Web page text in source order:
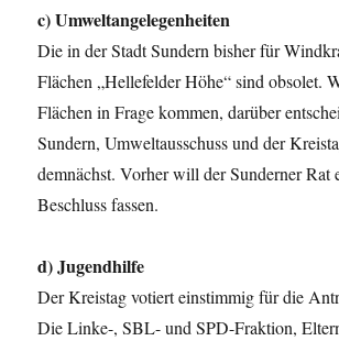
c) Umweltangelegenheiten
Die in der Stadt Sundern bisher für
Flächen „Hellefelder Höhe“ sind obsolet.
Flächen in Frage kommen, darüber
Sundern, Umweltausschuss und der
demnächst. Vorher will der Sunderner Rat
Beschluss fassen.
d) Jugendhilfe
Der Kreistag votiert einstimmig für die
Die Linke-, SBL- und SPD-Fraktion,